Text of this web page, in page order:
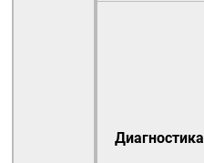
Диагностика